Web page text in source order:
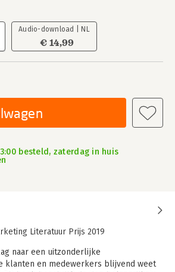
Audio-download | NL
€ 14,99
besteld, zaterdag in huis
Literatuur Prijs 2019
naar een uitzonderlijke
klanten en medewerkers blijvend weet